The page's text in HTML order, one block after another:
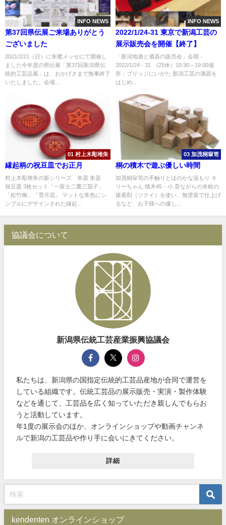
INFO NEWS
第37回県伝展ご来場ありがとう
ございました
2021/2/21（日）に朱鷺メッセにて開催し
ました今年度の県伝展「第37回新潟県伝
統的工芸品展」は、おかげさまで無事終了
いたしました。会場...
INFO NEWS
2022/1/24-31 東京で新潟工芸の
展示販売会を開催【終了】
「新潟地酒と酒器の販売会」会期：
2022/1/24 - 31 (25休）10:30～19:00場
所：ブリッジにいがた 新潟工芸の酒器を
はじめ...
01 村上木彫堆朱
縁起柄の祝豆皿でお正月
村上木彫堆朱の新シリーズ 朱器 朱器
祝豆皿 3枚セット「一富士二鷹三茄子」
「松竹梅」「雪月花」 マットな朱色にシ
ンプルにデザインされた縁起...
03 加茂桐簞笥
桐の積木で遊ぶ優しい時間
加茂桐簞笥の手触りとほのかな温もり キ
リーちゃん 積木45・小 昔ながらの米粒の
接着剤（ソクイ）を使い、無塗装で仕上げ
るなど、お子様への優し...
協議会について
新潟県伝統工芸産業振興協議会
私たちは、新潟県の国指定伝統的工芸品産地が合同で運営を
している組織です。伝統工芸品の展示販売・実演・製作体験
などを通じて、工芸品を広く知っていただき親しんでもらお
うと活動しています。
年1度の展示会のほか、オンラインショップや動画チャンネ
ルで新潟の工芸品や作り手に会いにきてください。
詳細
kendenten オンラインショップ